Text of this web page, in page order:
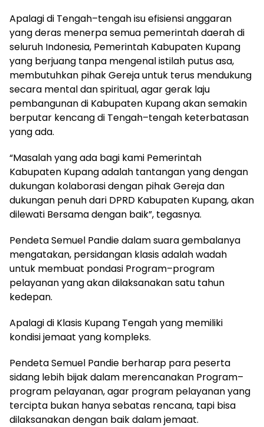
Apalagi di Tengah–tengah isu efisiensi anggaran
yang deras menerpa semua pemerintah daerah di
seluruh Indonesia, Pemerintah Kabupaten Kupang
yang berjuang tanpa mengenal istilah putus asa,
membutuhkan pihak Gereja untuk terus mendukung
secara mental dan spiritual, agar gerak laju
pembangunan di Kabupaten Kupang akan semakin
berputar kencang di Tengah–tengah keterbatasan
yang ada.
“Masalah yang ada bagi kami Pemerintah
Kabupaten Kupang adalah tantangan yang dengan
dukungan kolaborasi dengan pihak Gereja dan
dukungan penuh dari DPRD Kabupaten Kupang, akan
dilewati Bersama dengan baik”, tegasnya.
Pendeta Semuel Pandie dalam suara gembalanya
mengatakan, persidangan klasis adalah wadah
untuk membuat pondasi Program–program
pelayanan yang akan dilaksanakan satu tahun
kedepan.
Apalagi di Klasis Kupang Tengah yang memiliki
kondisi jemaat yang kompleks.
Pendeta Semuel Pandie berharap para peserta
sidang lebih bijak dalam merencanakan Program–
program pelayanan, agar program pelayanan yang
tercipta bukan hanya sebatas rencana, tapi bisa
dilaksanakan dengan baik dalam jemaat.